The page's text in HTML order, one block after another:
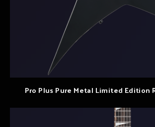
Pro Plus Pure Metal Limited Edition